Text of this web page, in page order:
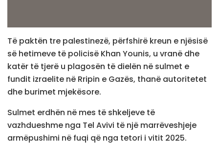
Të paktën tre palestinezë, përfshirë kreun e njësisë
së hetimeve të policisë Khan Younis, u vranë dhe
katër të tjerë u plagosën të dielën në sulmet e
fundit izraelite në Rripin e Gazës, thanë autoritetet
dhe burimet mjekësore.
Sulmet erdhën në mes të shkeljeve të
vazhdueshme nga Tel Avivi të një marrëveshjeje
armëpushimi në fuqi që nga tetori i vitit 2025.